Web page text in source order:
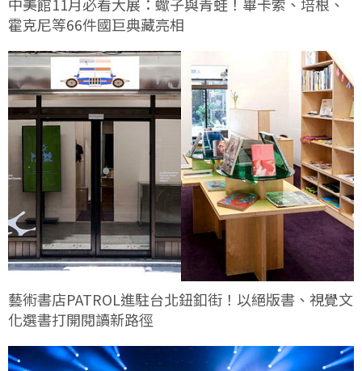
霍克尼等66件國巨典藏亮相
藝術書店PATROL進駐台北鈕釦街！以絕版書、視覺文
化選書打開閱讀新路徑